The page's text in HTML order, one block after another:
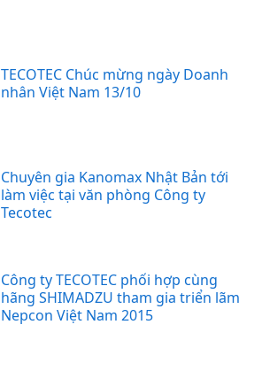
TECOTEC Chúc mừng ngày Doanh
nhân Việt Nam 13/10
Chuyên gia Kanomax Nhật Bản tới
làm việc tại văn phòng Công ty
Tecotec
Công ty TECOTEC phối hợp cùng
hãng SHIMADZU tham gia triển lãm
Nepcon Việt Nam 2015